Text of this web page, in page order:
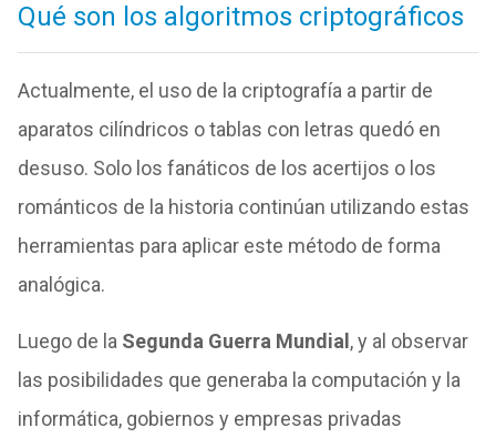
Qué son los algoritmos criptográficos
Actualmente, el uso de la criptografía a partir de
aparatos cilíndricos o tablas con letras quedó en
desuso. Solo los fanáticos de los acertijos o los
románticos de la historia continúan utilizando estas
herramientas para aplicar este método de forma
analógica.
Luego de la Segunda Guerra Mundial , y al observar
las posibilidades que generaba la computación y la
informática, gobiernos y empresas privadas